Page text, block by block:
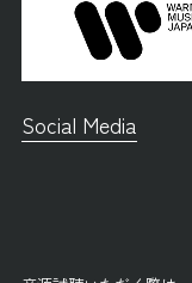
Social Media